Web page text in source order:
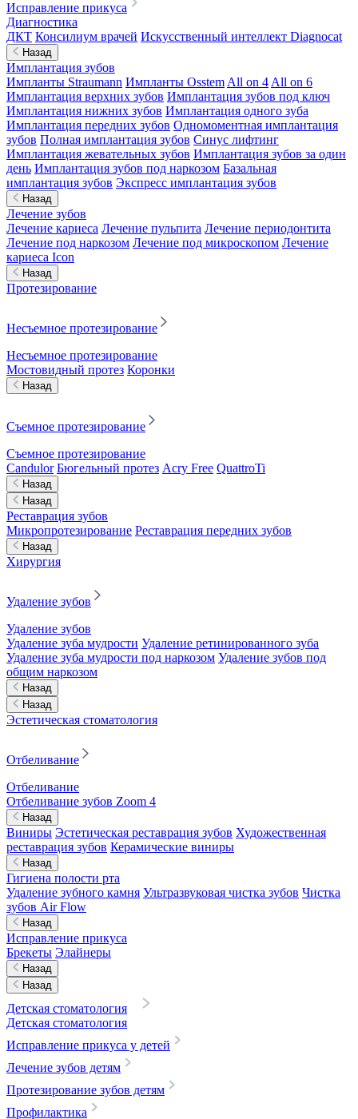
Исправление прикуса
Диагностика
ДКТ Консилиум врачей Искусственный интеллект Diagnocat
Назад
Имплантация зубов
Импланты Straumann Импланты Osstem All on 4 All on 6
Имплантация верхних зубов Имплантация зубов под ключ
Имплантация нижних зубов Имплантация одного зуба
Имплантация передних зубов Одномоментная имплантация
зубов Полная имплантация зубов Синус лифтинг
Имплантация жевательных зубов Имплантация зубов за один
день Имплантация зубов под наркозом Базальная
имплантация зубов Экспресс имплантация зубов
Назад
Лечение зубов
Лечение кариеса Лечение пульпита Лечение периодонтита
Лечение под наркозом Лечение под микроскопом Лечение
кариеса Icon
Назад
Протезирование
Несъемное протезирование
Несъемное протезирование
Мостовидный протез Коронки
Назад
Съемное протезирование
Съемное протезирование
Candulor Бюгельный протез Acry Free QuattroTi
Назад
Назад
Реставрация зубов
Микропротезирование Реставрация передних зубов
Назад
Хирургия
Удаление зубов
Удаление зубов
Удаление зуба мудрости Удаление ретинированного зуба
Удаление зуба мудрости под наркозом Удаление зубов под
общим наркозом
Назад
Назад
Эстетическая стоматология
Отбеливание
Отбеливание
Отбеливание зубов Zoom 4
Назад
Виниры Эстетическая реставрация зубов Художественная
реставрация зубов Керамические виниры
Назад
Гигиена полости рта
Удаление зубного камня Ультразвуковая чистка зубов Чистка
зубов Air Flow
Назад
Исправление прикуса
Брекеты Элайнеры
Назад
Назад
Детская стоматология
Детская стоматология
Исправление прикуса у детей
Лечение зубов детям
Протезирование зубов детям
Профилактика